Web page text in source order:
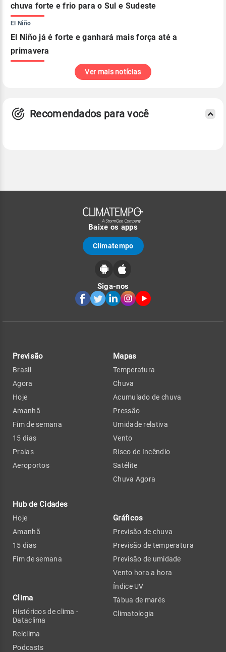
chuva forte e frio para o Sul e Sudeste
El Niño
El Niño já é forte e ganhará mais força até a
primavera
Ver mais notícias
Recomendados para você
Baixe os apps
Climatempo
Siga-nos
Previsão
Brasil
Agora
Hoje
Amanhã
Fim de semana
15 dias
Praias
Aeroportos
Hub de Cidades
Hoje
Amanhã
15 dias
Fim de semana
Clima
Históricos de clima -
Dataclima
Relclima
Podcasts
Mapas
Temperatura
Chuva
Acumulado de chuva
Pressão
Umidade relativa
Vento
Risco de Incêndio
Satélite
Chuva Agora
Gráficos
Previsão de chuva
Previsão de temperatura
Previsão de umidade
Vento hora a hora
Índice UV
Tábua de marés
Climatologia